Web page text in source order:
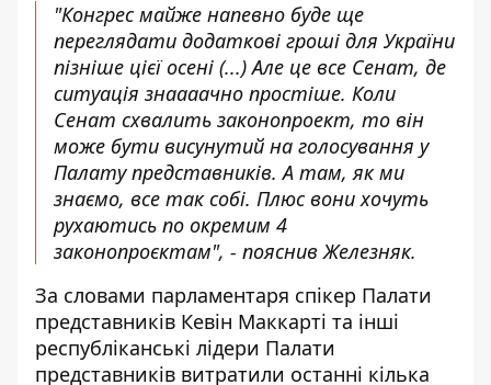
"Конгрес майже напевно буде ще
переглядати додаткові гроші для України
пізніше цієї осені (...) Але це все Сенат, де
ситуація знаааачно простіше. Коли
Сенат схвалить законопроект, то він
може бути висунутий на голосування у
Палату представників. А там, як ми
знаємо, все так собі. Плюс вони хочуть
рухаютись по окремим 4
законопроєктам", - пояснив Железняк.
За словами парламентаря спікер Палати
представників Кевін Маккарті та інші
республіканські лідери Палати
представників витратили останні кілька